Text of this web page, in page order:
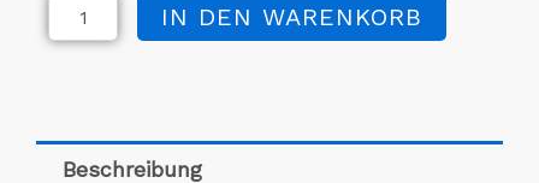
Lifting
Gesichtscreme
IN DEN WARENKORB
Beschreibung